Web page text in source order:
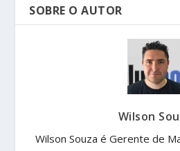
SOBRE O AUTOR
Wilson
Wilson Souza é Gerente de